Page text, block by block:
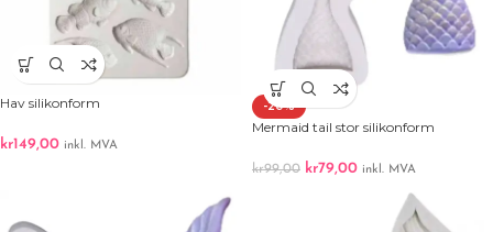
Hav silikonform
kr149,00 inkl. MVA
-20%
Mermaid tail stor silikonform
kr99,00 kr79,00 inkl. MVA